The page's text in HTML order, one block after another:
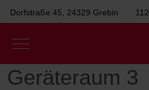
Dorfstraße 45, 24329 Grebin 112
Mobile Menu Toggle
Geräteraum 3